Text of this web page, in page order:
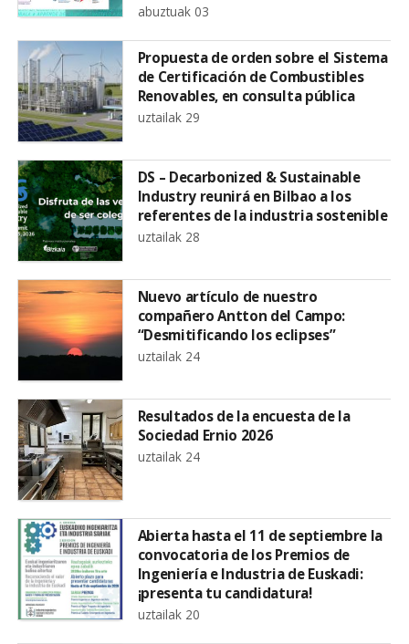
abuztuak 03
Propuesta de orden sobre el Sistema
de Certificación de Combustibles
Renovables, en consulta pública
uztailak 29
DS – Decarbonized & Sustainable
Industry reunirá en Bilbao a los
referentes de la industria sostenible
uztailak 28
Nuevo artículo de nuestro
compañero Antton del Campo:
“Desmitificando los eclipses”
uztailak 24
Resultados de la encuesta de la
Sociedad Ernio 2026
uztailak 24
Abierta hasta el 11 de septiembre la
convocatoria de los Premios de
Ingeniería e Industria de Euskadi:
¡presenta tu candidatura!
uztailak 20